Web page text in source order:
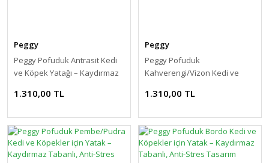
Peggy
Peggy Pofuduk Antrasit Kedi
ve Köpek Yatağı – Kaydırmaz
1.310,00 TL
Peggy
Peggy Pofuduk
Kahverengi/Vizon Kedi ve
Kaydırmaz Tabanlı, Anti-Stres
1.310,00 TL